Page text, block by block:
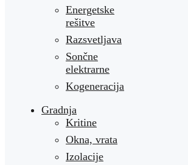
Energetske
rešitve
Razsvetljava
Sončne
elektrarne
Kogeneracija
Gradnja
Kritine
Okna, vrata
Izolacije